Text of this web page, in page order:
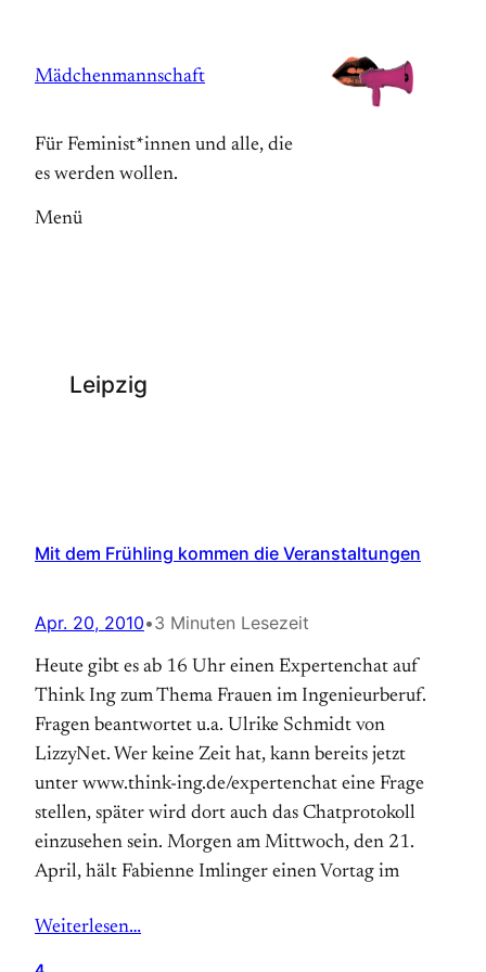
springen
Mädchenmannschaft
Für Feminist*innen und alle, die
es werden wollen.
Menü
Leipzig
Mit dem Frühling kommen die Veranstaltungen
Apr. 20, 2010•3 Minuten Lesezeit
Heute gibt es ab 16 Uhr einen Expertenchat auf
Think Ing zum Thema Frauen im Ingenieurberuf.
Fragen beantwortet u.a. Ulrike Schmidt von
LizzyNet. Wer keine Zeit hat, kann bereits jetzt
unter www.think-ing.de/expertenchat eine Frage
stellen, später wird dort auch das Chatprotokoll
einzusehen sein. Morgen am Mittwoch, den 21.
April, hält Fabienne Imlinger einen Vortag im
Weiterlesen…